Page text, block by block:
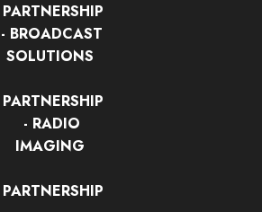
PARTNERSHIP
- BROADCAST
SOLUTIONS
PARTNERSHIP
- RADIO
IMAGING
PARTNERSHIP